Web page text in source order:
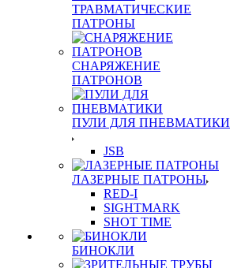
ТРАВМАТИЧЕСКИЕ
ПАТРОНЫ
СНАРЯЖЕНИЕ
ПАТРОНОВ
ПУЛИ ДЛЯ ПНЕВМАТИКИ
JSB
ЛАЗЕРНЫЕ ПАТРОНЫ
RED-I
SIGHTMARK
SHOT TIME
БИНОКЛИ